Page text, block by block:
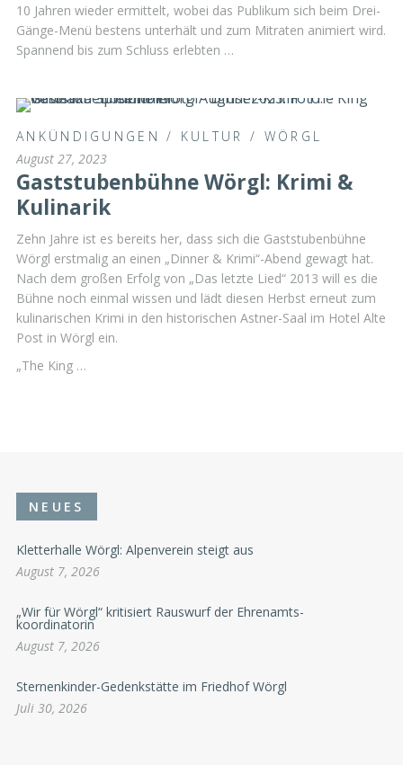
10 Jahren wieder ermittelt, wobei das Publikum sich beim Drei-
Gänge-Menü bestens unterhält und zum Mitraten animiert wird.
Spannend bis zum Schluss erlebten …
ANKÜNDIGUNGEN / KULTUR / WÖRGL
August 27, 2023
Gaststubenbühne Wörgl: Krimi &
Kulinarik
Zehn Jahre ist es bereits her, dass sich die Gaststubenbühne
Wörgl erstmalig an einen „Dinner & Krimi“-Abend gewagt hat.
Nach dem großen Erfolg von „Das letzte Lied“ 2013 will es die
Bühne noch einmal wissen und lädt diesen Herbst erneut zum
kulinarischen Krimi in den historischen Astner-Saal im Hotel Alte
Post in Wörgl ein.
„The King …
NEUES
Kletterhalle Wörgl: Alpenverein steigt aus
August 7, 2026
„Wir für Wörgl“ kritisiert Rauswurf der Ehrenamts-
koordinatorin
August 7, 2026
Sternenkinder-Gedenkstätte im Friedhof Wörgl
Juli 30, 2026